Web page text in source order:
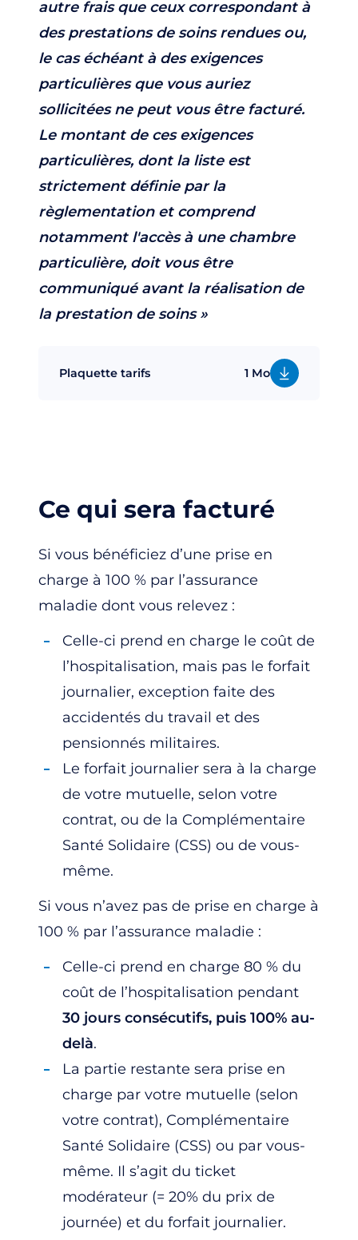
autre frais que ceux correspondant à
des prestations de soins rendues ou,
le cas échéant à des exigences
particulières que vous auriez
sollicitées ne peut vous être facturé.
Le montant de ces exigences
particulières, dont la liste est
strictement définie par la
règlementation et comprend
notamment l'accès à une chambre
particulière, doit vous être
communiqué avant la réalisation de
la prestation de soins »
Plaquette tarifs 1 Mo
Ce qui sera facturé
Si vous bénéficiez d’une prise en
charge à 100 % par l’assurance
maladie dont vous relevez :
Celle-ci prend en charge le coût de
l’hospitalisation, mais pas le forfait
journalier, exception faite des
accidentés du travail et des
pensionnés militaires.
Le forfait journalier sera à la charge
de votre mutuelle, selon votre
contrat, ou de la Complémentaire
Santé Solidaire (CSS) ou de vous-
même.
Si vous n’avez pas de prise en charge à
100 % par l’assurance maladie :
Celle-ci prend en charge 80 % du
coût de l’hospitalisation pendant
30 jours consécutifs, puis 100% au-
delà.
La partie restante sera prise en
charge par votre mutuelle (selon
votre contrat), Complémentaire
Santé Solidaire (CSS) ou par vous-
même. Il s’agit du ticket
modérateur (= 20% du prix de
journée) et du forfait journalier.